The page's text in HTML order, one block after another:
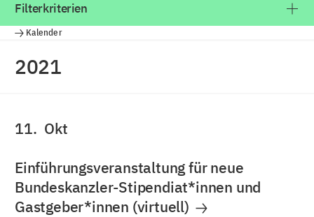
Filterkriterien
Kalender
2021
11. Okt
Einführungsveranstaltung für neue
Bundeskanzler-Stipendiat*innen und
Gastgeber*innen (virtuell)